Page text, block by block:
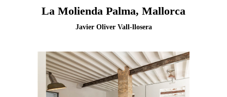
La Molienda Palma, Mallorca
Javier Oliver Vall-llosera